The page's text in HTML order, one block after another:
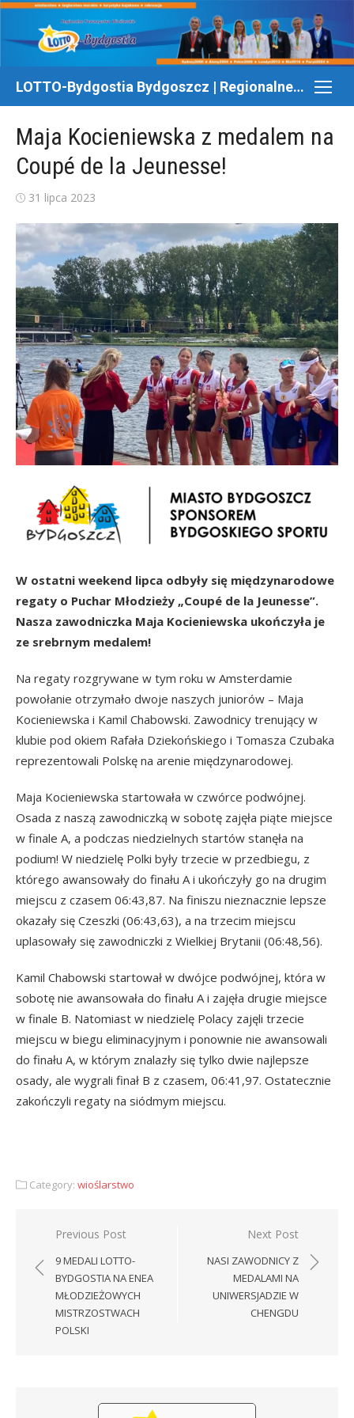
Skip
content
LOTTO-Bydgostia Bydgoszcz | Regionalne Towarzystwo Wioślarskie
Maja Kocieniewska z medalem na
Coupé de la Jeunesse!
Posted
31 lipca 2023
W ostatni weekend lipca odbyły się międzynarodowe
regaty o Puchar Młodzieży „Coupé de la Jeunesse”.
Nasza zawodniczka Maja Kocieniewska ukończyła je
ze srebrnym medalem!
Na regaty rozgrywane w tym roku w Amsterdamie
powołanie otrzymało dwoje naszych juniorów – Maja
Kocieniewska i Kamil Chabowski. Zawodnicy trenujący w
klubie pod okiem Rafała Dziekońskiego i Tomasza Czubaka
reprezentowali Polskę na arenie międzynarodowej.
Maja Kocieniewska startowała w czwórce podwójnej.
Osada z naszą zawodniczką w sobotę zajęła piąte miejsce
w finale A, a podczas niedzielnych startów stanęła na
podium! W niedzielę Polki były trzecie w przedbiegu, z
którego awansowały do finału A i ukończyły go na drugim
miejscu z czasem 06:43,87. Na finiszu nieznacznie lepsze
okazały się Czeszki (06:43,63), a na trzecim miejscu
uplasowały się zawodniczki z Wielkiej Brytanii (06:48,56).
Kamil Chabowski startował w dwójce podwójnej, która w
sobotę nie awansowała do finału A i zajęła drugie miejsce
w finale B. Natomiast w niedzielę Polacy zajęli trzecie
miejscu w biegu eliminacyjnym i ponownie nie awansowali
do finału A, w którym znalazły się tylko dwie najlepsze
osady, ale wygrali finał B z czasem, 06:41,97. Ostatecznie
zakończyli regaty na siódmym miejscu.
Category: wioślarstwo
Nawigacja
wpisu
Previous Post
9 MEDALI LOTTO-
BYDGOSTIA NA ENEA
MŁODZIEŻOWYCH
MISTRZOSTWACH
POLSKI
Next Post
NASI ZAWODNICY Z
MEDALAMI NA
UNIWERSJADZIE W
CHENGDU